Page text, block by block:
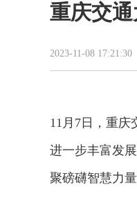
重庆交
2023-11-08 17:21:30
11月7日，重庆
进一步丰富发
聚磅礴智慧力量